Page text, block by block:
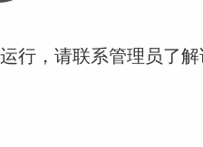
行，请联系管理员了